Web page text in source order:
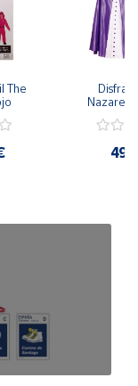
The
Disfraz